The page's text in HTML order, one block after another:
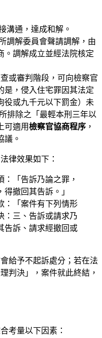
溝通，達成和解。
調解委員會聲請調解，由
。調解成立並經法院核定
或審判階段，可向檢察官
是，侵入住宅罪因其法定
役或九千元以下罰金）未
排除之「最輕本刑三年以
可適用檢察官協商程序 ，
議。
律效果如下：
：「告訴乃論之罪，
撤回其告訴。」
：「案件有下列情形
：三、告訴或請求乃
告訴、請求經撤回或
給予不起訴處分；若在法
判決」，案件就此終結，
考量以下因素：